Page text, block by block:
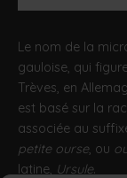
Le nom de la
gauloise, qui
Trèves, en
est basé sur la
associée au
petite ourse, ou
latine, Ursule.